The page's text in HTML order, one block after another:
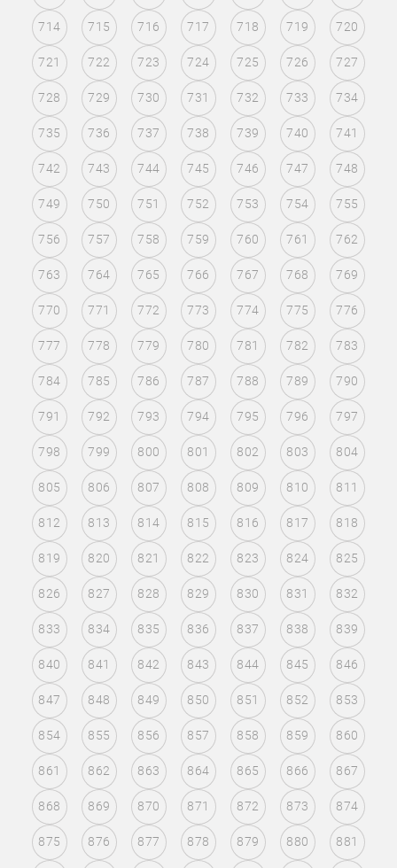
714 715 716 717 718 719 720
721 722 723 724 725 726 727
728 729 730 731 732 733 734
735 736 737 738 739 740 741
742 743 744 745 746 747 748
749 750 751 752 753 754 755
756 757 758 759 760 761 762
763 764 765 766 767 768 769
770 771 772 773 774 775 776
777 778 779 780 781 782 783
784 785 786 787 788 789 790
791 792 793 794 795 796 797
798 799 800 801 802 803 804
805 806 807 808 809 810 811
812 813 814 815 816 817 818
819 820 821 822 823 824 825
826 827 828 829 830 831 832
833 834 835 836 837 838 839
840 841 842 843 844 845 846
847 848 849 850 851 852 853
854 855 856 857 858 859 860
861 862 863 864 865 866 867
868 869 870 871 872 873 874
875 876 877 878 879 880 881